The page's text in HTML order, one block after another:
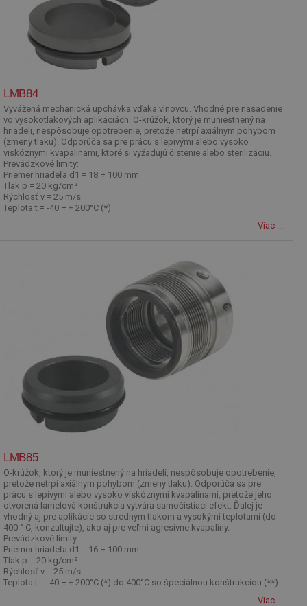
LMB84
Vyvážená mechanická upchávka vďaka vlnovcu. Vhodné pre nasadenie
vo vysokotlakových aplikáciách. O-krúžok, ktorý je muniestnený na
hriadeli, nespôsobuje opotrebenie, pretože netrpí axiálnym pohybom
(zmeny tlaku). Odporúča sa pre prácu s lepivými alebo vysoko
viskóznymi kvapalinami, ktoré si vyžadujú čistenie alebo sterilizáciu.
Prevádzkové limity:
Priemer hriadeľa d1 = 18 ÷ 100 mm
Tlak p = 20 kg/cm²
Rýchlosť v = 25 m/s
Teplota t = -40 ÷ + 200°C (*)
Viac ...
LMB85
O-krúžok, ktorý je muniestnený na hriadeli, nespôsobuje opotrebenie,
pretože netrpí axiálnym pohybom (zmeny tlaku). Odporúča sa pre
prácu s lepivými alebo vysoko viskóznymi kvapalinami, pretože jeho
otvorená lamelová konštrukcia vytvára samočistiaci efekt. Ďalej je
vhodný aj pre aplikácie so stredným tlakom a vysokými teplotami (do
400 ° C, konzultujte), ako aj pre veľmi agresívne kvapaliny.
Prevádzkové limity:
Priemer hriadeľa d1 = 16 ÷ 100 mm
Tlak p = 20 kg/cm²
Rýchlosť v = 25 m/s
Teplota t = -40 ÷ + 200°C (*) do 400°C so špeciálnou konštrukciou (**)
Viac ...